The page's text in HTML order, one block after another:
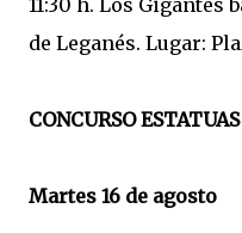
11:30 h. Los
de Leganés. Lugar:
CONCURSO
Martes 16 de agosto